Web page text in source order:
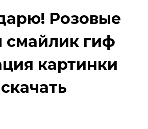
Розовые
смайлик гиф
картинки
скачать